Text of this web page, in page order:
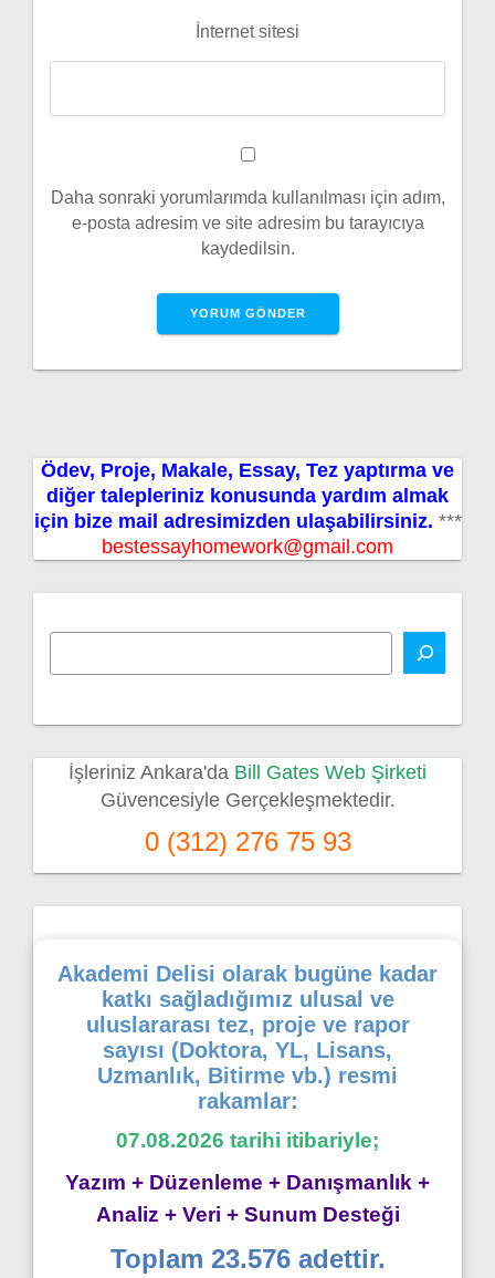
İnternet sitesi
Daha sonraki yorumlarımda kullanılması için adım,
e-posta adresim ve site adresim bu tarayıcıya
kaydedilsin.
Ödev, Proje, Makale, Essay, Tez yaptırma ve
diğer talepleriniz konusunda yardım almak
için bize mail adresimizden ulaşabilirsiniz. ***
bestessayhomework@gmail.com
İşleriniz Ankara'da Bill Gates Web Şirketi
Güvencesiyle Gerçekleşmektedir.
0 (312) 276 75 93
Akademi Delisi olarak bugüne kadar
katkı sağladığımız ulusal ve
uluslararası tez, proje ve rapor
sayısı (Doktora, YL, Lisans,
Uzmanlık, Bitirme vb.) resmi
rakamlar:
07.08.2026 tarihi itibariyle;
Yazım + Düzenleme + Danışmanlık +
Analiz + Veri + Sunum Desteği
Toplam 23.576 adettir.